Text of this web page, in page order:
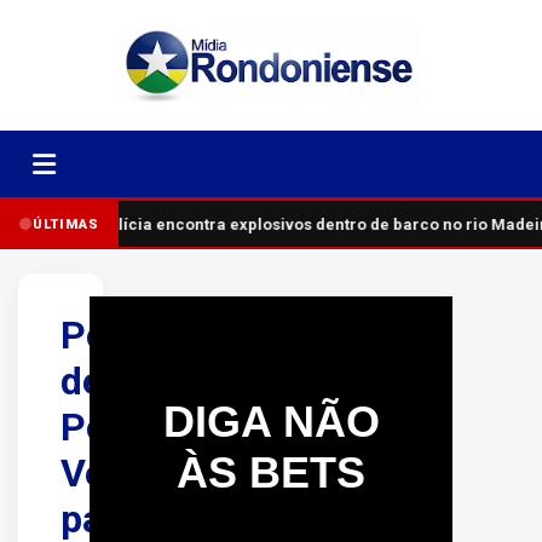
ÚLTIMASPolícia encontra explosivos dentro de barco no rio
Porto
de
Porto
Velho
paralisa
DIGA NÃO
ÀS BETS